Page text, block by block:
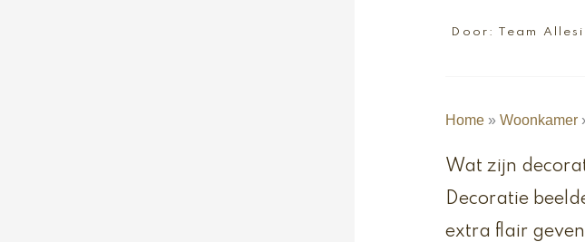
Door: Team
Home » Woonkamer
Wat zijn
Decoratie
extra flair